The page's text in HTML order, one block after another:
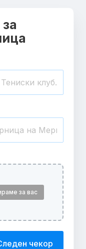
за вас
чекор